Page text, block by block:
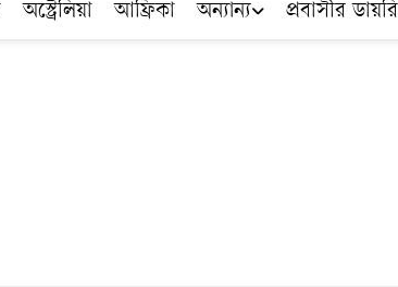
অস্ট্রেলিয়া আফ্রিকা অন্যান্য প্রবাসীর ডায়রি